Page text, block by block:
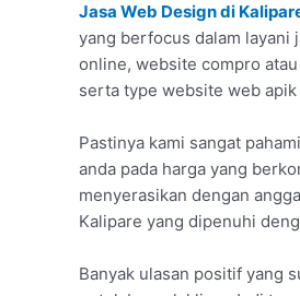
Jasa Web Design di
yang berfocus dalam layani
online, website compro
serta type website web apik
Pastinya kami sangat
anda pada harga yang
menyerasikan dengan
Kalipare yang dipenuhi
Banyak ulasan positif yang